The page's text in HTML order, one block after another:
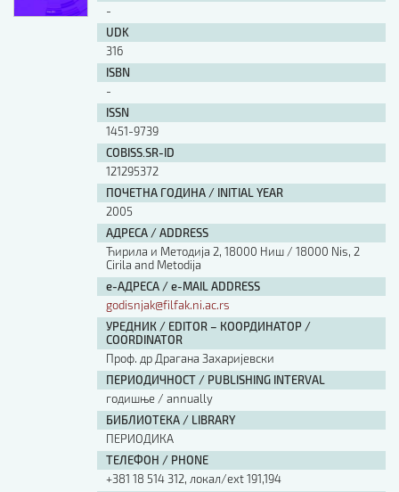
-
UDK
316
ISBN
-
ISSN
1451-9739
COBISS.SR-ID
121295372
ПОЧЕТНА ГОДИНА / INITIAL YEAR
2005
АДРЕСА / ADDRESS
Ћирила и Методија 2, 18000 Ниш / 18000 Nis, 2
Cirila and Metodija
е-АДРЕСА / e-MAIL ADDRESS
godisnjak@filfak.ni.ac.rs
УРЕДНИК / EDITOR – КООРДИНАТОР /
COORDINATOR
Проф. др Драгана Захаријевски
ПЕРИОДИЧНОСТ / PUBLISHING INTERVAL
годишње / annually
БИБЛИОТЕКА / LIBRARY
ПЕРИОДИКА
ТЕЛЕФОН / PHONE
+381 18 514 312, локал/ext 191,194